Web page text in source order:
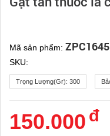
Mã sản phẩm: ZPC1645
SKU:
Trọng Lượng(gr): 300
150.000 đ